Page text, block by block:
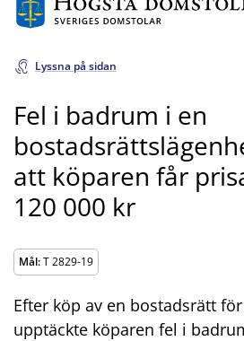
Lyssna på sidan
Fel i badrum i en
att köparen får
120 000 kr
Mål:T 2829-19
Efter köp av en bostadsrätt
upptäckte köparen fel i